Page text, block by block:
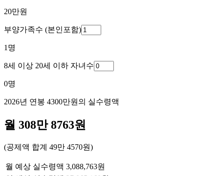
20만원
부양가족수 (본인포함)
1 명
8세 이상 20세 이하 자녀수
0명
2026년 연봉 4300만원의 실수령액
월 308만 8763원
(공제액 합계 49만 4570원)
월 예상 실수령액 3,088,763원